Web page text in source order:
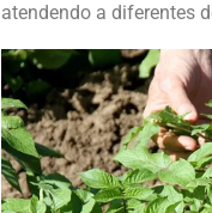
atendendo a diferentes